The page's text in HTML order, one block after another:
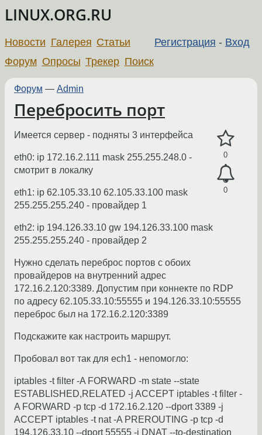
LINUX.ORG.RU
Регистрация - Вход
Новости Галерея Статьи
Форум Опросы Трекер Поиск
Форум — Admin
Перебросить порт
0
0
Имеется сервер - подняты 3 интерфейса
eth0: ip 172.16.2.111 mask 255.255.248.0 -
смотрит в локалку
eth1: ip 62.105.33.10 62.105.33.100 mask
255.255.255.240 - провайдер 1
eth2: ip 194.126.33.10 gw 194.126.33.100 mask
255.255.255.240 - провайдер 2
Нужно сделать переброс портов с обоих
провайдеров на внутренний адрес
172.16.2.120:3389. Допустим при коннекте по RDP
по адресу 62.105.33.10:55555 и 194.126.33.10:55555
переброс был на 172.16.2.120:3389
Подскажите как настроить маршрут.
Пробовал вот так для ech1 - непомогло:
iptables -t filter -A FORWARD -m state --state
ESTABLISHED,RELATED -j ACCEPT iptables -t filter -
A FORWARD -p tcp -d 172.16.2.120 --dport 3389 -j
ACCEPT iptables -t nat -A PREROUTING -p tcp -d
194.126.33.10 --dport 55555 -j DNAT --to-destination